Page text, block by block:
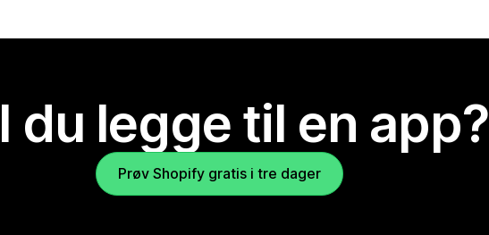
du legge til en app?
Prøv Shopify gratis i tre dager